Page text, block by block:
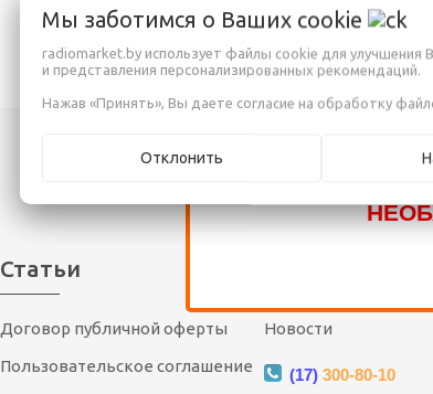
САЙТЕ ТОВАРОВ,
ЕЩЁ МНОГО
КОТОРЫЕ ПОКА
КАТАЛОГ!
ТЕЛЕФОНАМ,
ПОМОЖЕМ
Статьи
Договор публичной оферты
Пользовательское соглашение
Новости
(17) 300-80-10
Мы заботимся о Ваших cookie
radiomarket.by использует файлы cookie для улучшения
и представления персонализированных рекомендаций.
Нажав «Принять», Вы даете согласие на обработку
Отклонить